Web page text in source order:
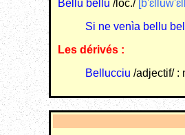
Bellu bellu /loc./
Si ne venìa bellu
Les dérivés :
Bellucciu /adjectif/ :